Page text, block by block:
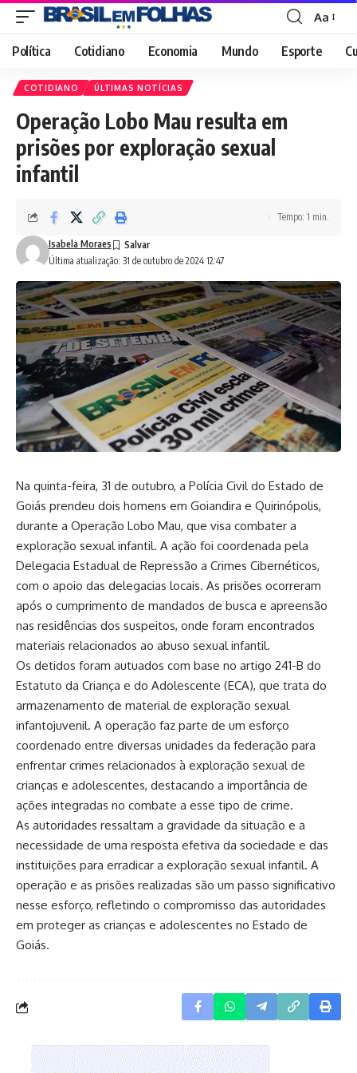
Font
Resizer
Aa
Política Cotidiano Economia Mundo Esporte
COTIDIANO ÚLTIMAS NOTÍCIAS
Operação Lobo Mau resulta em
prisões por exploração sexual
infantil
Última atualização: 31 de outubro de 2024 12:47
Isabela Moraes
Tempo: 1 min.
Na quinta-feira, 31 de outubro, a Polícia Civil do Estado de
Goiás prendeu dois homens em Goiandira e Quirinópolis,
durante a Operação Lobo Mau, que visa combater a
exploração sexual infantil. A ação foi coordenada pela
Delegacia Estadual de Repressão a Crimes Cibernéticos,
com o apoio das delegacias locais. As prisões ocorreram
após o cumprimento de mandados de busca e apreensão
nas residências dos suspeitos, onde foram encontrados
materiais relacionados ao abuso sexual infantil.
Os detidos foram autuados com base no artigo 241-B do
Estatuto da Criança e do Adolescente (ECA), que trata do
armazenamento de material de exploração sexual
infantojuvenil. A operação faz parte de um esforço
coordenado entre diversas unidades da federação para
enfrentar crimes relacionados à exploração sexual de
crianças e adolescentes, destacando a importância de
ações integradas no combate a esse tipo de crime.
As autoridades ressaltam a gravidade da situação e a
necessidade de uma resposta efetiva da sociedade e das
instituições para erradicar a exploração sexual infantil. A
operação e as prisões realizadas são um passo significativo
nesse esforço, refletindo o compromisso das autoridades
em proteger as crianças e adolescentes no Estado de
Goiás.